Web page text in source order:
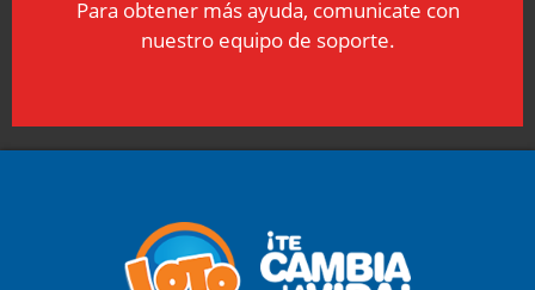
Para obtener más ayuda, comunicate con
nuestro equipo de soporte.